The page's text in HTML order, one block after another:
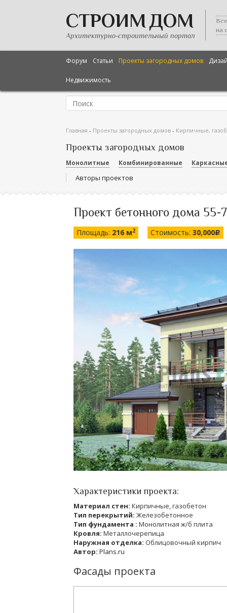
СТРОИМ ДОМ
Архитектурно-строительный портал
на
Форум Статьи Проекты загородных домов
Недвижимость
Главная - Проекты загородных домов - Кирпичные,
Проекты загородных домов
Монолитные Комбинированные
Авторы проектов
Проект бетонного дома 55-
Площадь: 216 м2 Стоимость: 30,000c
Характеристики проекта:
Материал стен: Кирпичные, газобетон
Тип перекрытий: Железобетонное
Тип фундамента : Монолитная ж/б плита
Кровля: Металлочерепица
Наружная отделка: Облицовочный кирпич
Автор: Plans.ru
Фасады проекта